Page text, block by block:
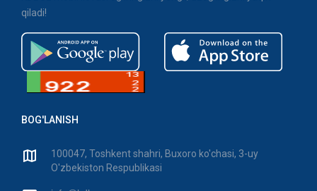
qiladi!
BOG'LANISH
100047, Toshkent shahri, Buxoro ko'chasi, 3-uy
O'zbekiston Respublikasi